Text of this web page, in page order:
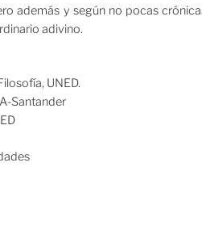
además y según no pocas
adivino.
UNED.
Santander